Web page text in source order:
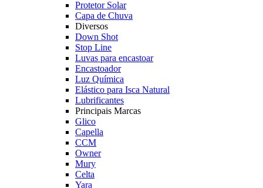
Protetor Solar
Capa de Chuva
Diversos
Down Shot
Stop Line
Luvas para encastoar
Encastoador
Luz Química
Elástico para Isca Natural
Lubrificantes
Principais Marcas
Glico
Capella
CCM
Owner
Mury
Celta
Yara